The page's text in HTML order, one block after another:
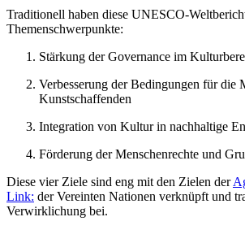
Traditionell haben diese UNESCO-
Themenschwerpunkte:
Stärkung der Governance im
Verbesserung der Bedingungen für die
Kunstschaffenden
Integration von Kultur in nachhaltige
Förderung der Menschenrechte und
Diese vier Ziele sind eng mit den Zielen der
Link: der Vereinten Nationen verknüpft und
Verwirklichung bei.